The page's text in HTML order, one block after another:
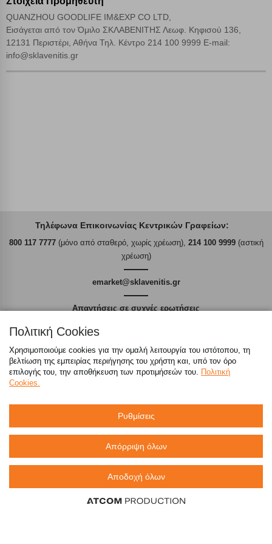
QUANZHOU GOODLIFE IM&EXP CO LTD,
Εισάγεται από τον Όμιλο ΣΚΛΑΒΕΝΙΤΗΣ Λεωφ. Κηφισού 136,
12131 Περιστέρι, Αθήνα Τηλ. Κέντρο 214 100 9999 E-mail:
info@sklavenitis.gr
Τηλέφωνα Επικοινωνίας Κεντρικών Γραφείων:
800 117 7777(μόνο από σταθερό, χωρίς χρέωση), 214 100 9999(αστική
χρέωση)
emarket@sklavenitis.gr
Απαντήσεις σε συχνές ερωτήσεις
τόσο φθηνά όσο πουθενά
eMarket
800 117 7777 (μόνο από σταθερό, χωρίς χρέωση),
214 100 9999 (αστική χρέωση)
info@sklavenitis.gr
Πολιτική Cookies
Χρησιμοποιούμε cookies για την ομαλή λειτουργία του ιστότοπου, τη
βελτίωση της εμπειρίας περιήγησης του χρήστη και, υπό τον όρο
επιλογής του, την αποθήκευση των προτιμήσεών του. Πολιτική
Cookies.
Ρυθμίσεις
Απόρριψη όλων
Αποδοχή όλων
Αποθήκευση ρυθμίσεων